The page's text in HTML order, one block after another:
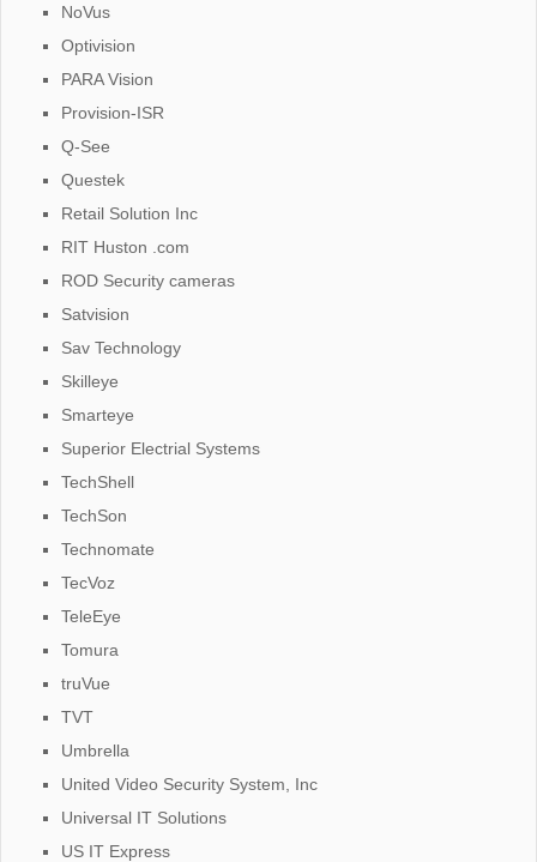
NoVus
Optivision
PARA Vision
Provision-ISR
Q-See
Questek
Retail Solution Inc
RIT Huston .com
ROD Security cameras
Satvision
Sav Technology
Skilleye
Smarteye
Superior Electrial Systems
TechShell
TechSon
Technomate
TecVoz
TeleEye
Tomura
truVue
TVT
Umbrella
United Video Security System, Inc
Universal IT Solutions
US IT Express